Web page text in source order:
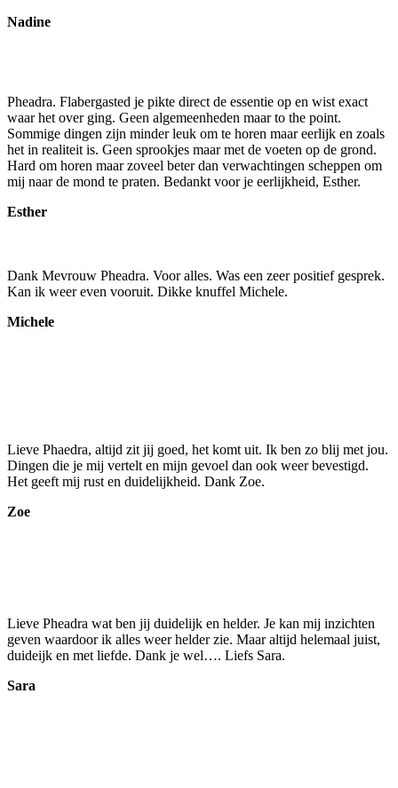
Nadine
Pheadra. Flabergasted je pikte direct de essentie op en wist exact
waar het over ging. Geen algemeenheden maar to the point.
Sommige dingen zijn minder leuk om te horen maar eerlijk en zoals
het in realiteit is. Geen sprookjes maar met de voeten op de grond.
Hard om horen maar zoveel beter dan verwachtingen scheppen om
mij naar de mond te praten. Bedankt voor je eerlijkheid, Esther.
Esther
Dank Mevrouw Pheadra. Voor alles. Was een zeer positief gesprek.
Kan ik weer even vooruit. Dikke knuffel Michele.
Michele
Lieve Phaedra, altijd zit jij goed, het komt uit. Ik ben zo blij met jou.
Dingen die je mij vertelt en mijn gevoel dan ook weer bevestigd.
Het geeft mij rust en duidelijkheid. Dank Zoe.
Zoe
Lieve Pheadra wat ben jij duidelijk en helder. Je kan mij inzichten
geven waardoor ik alles weer helder zie. Maar altijd helemaal juist,
duideijk en met liefde. Dank je wel…. Liefs Sara.
Sara